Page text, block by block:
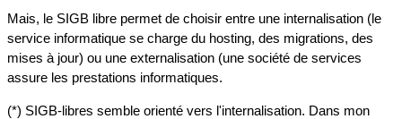
Mais, le SIGB libre permet de choisir entre une internalisation (le
service informatique se charge du hosting, des migrations, des
mises à jour) ou une externalisation (une société de services
assure les prestations informatiques.
(*) SIGB-libres semble orienté vers l'internalisation. Dans mon